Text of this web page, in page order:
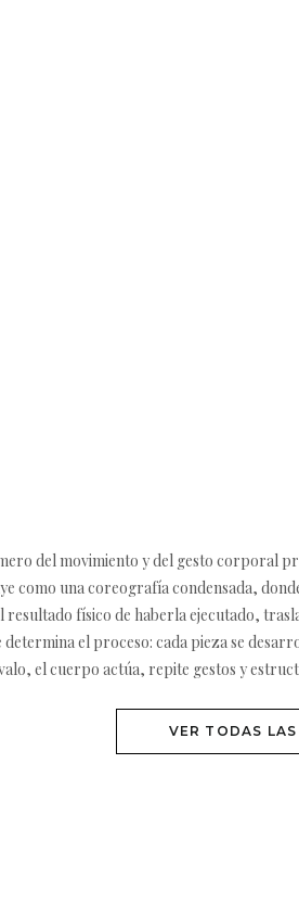
del movimiento y del gesto
como una coreografía condensada,
resultado físico de haberla ejecutado,
el proceso: cada pieza se
el cuerpo actúa, repite gestos y
VER TODAS